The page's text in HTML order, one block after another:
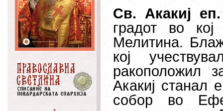
Св. Акакиј
градот во
Мелитина.
кој
ракоположил
Акакиј станал
собор во